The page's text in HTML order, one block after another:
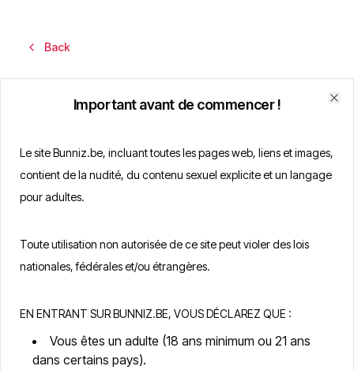
Back
Welcome back
Enter your email and password to sign in
Email
Important avant de commencer !
Le site Bunniz.be, incluant toutes les pages web, liens et images,
contient de la nudité, du contenu sexuel explicite et un langage
pour adultes.
Toute utilisation non autorisée de ce site peut violer des lois
nationales, fédérales et/ou étrangères.
EN ENTRANT SUR BUNNIZ.BE, VOUS DÉCLAREZ QUE :
Vous êtes un adulte (18 ans minimum ou 21 ans
dans certains pays).